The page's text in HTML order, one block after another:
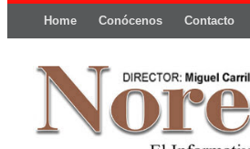
Home Conócenos Contacto